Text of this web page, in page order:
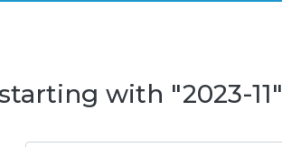
with "2023-11"